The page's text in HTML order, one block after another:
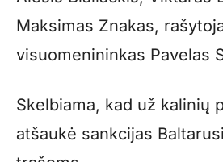
Maksimas Znakas,
visuomenininkas Pavelas
Skelbiama, kad už kalinių
atšaukė sankcijas